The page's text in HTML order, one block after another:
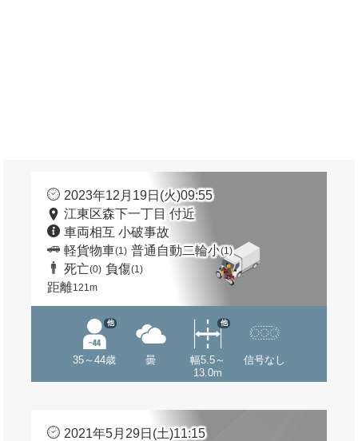
2023年12月19日(火)09:55
江東区森下一丁目 付近
車両相互 小破事故
軽貨物車(1) 普通自動二輪小(1)
死亡(0) 負傷(1)
距離121m
35～44歳
他
曇
幅5.5～
13.0m
他
信号なし
2021年5月29日(土)11:15